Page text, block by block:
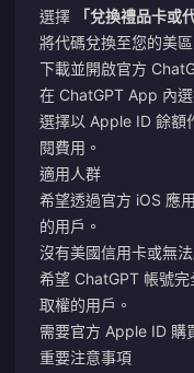
選擇
「兌換禮品卡
將代碼兌換至您的美
下載並開啟官方
在 ChatGPT App 內
選擇以 Apple ID 餘額
閱費用。
適用人群
希望透過官方 iOS 應
的用戶。
沒有美國信用卡或無
希望 ChatGPT 帳號
取權的用戶。
需要官方 Apple ID 購
重要注意事項